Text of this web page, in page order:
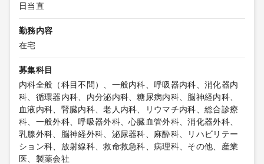
日当直
勤務内容
在宅
募集科目
内科全般（科目不問）、一般内科、呼吸器内科、消化器内
科、循環器内科、内分泌内科、糖尿病内科、脳神経内科、
血液内科、腎臓内科、老人内科、リウマチ内科、総合診療
科、一般外科、呼吸器外科、心臓血管外科、消化器外科、
乳腺外科、脳神経外科、泌尿器科、麻酔科、リハビリテー
ション科、放射線科、救命救急科、病理科、その他、産業
医、製薬会社